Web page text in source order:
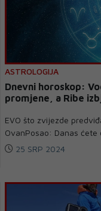
ASTROLOGIJA
Dnevni horoskop:
promjene, a Ribe
EVO što zvijezde
OvanPosao: Danas ćete
25 SRP 2024